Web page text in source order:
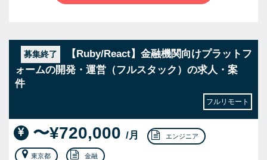
募集終了
【Ruby/React】金融機関向けプラットフ
ォームの開発・運営（フルスタック）の求人・案
件
フルリモート
〜¥720,000 /月 エンジニア
東京都 金融